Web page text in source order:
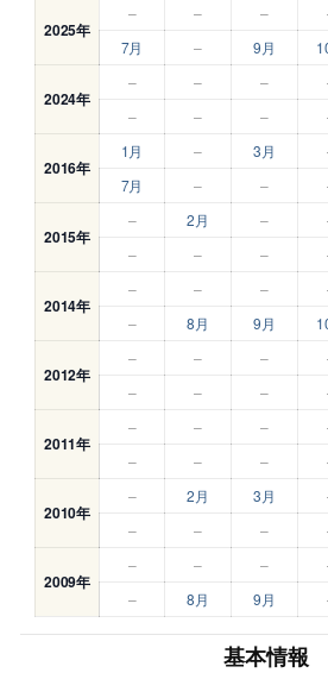
2025年
– – –
7月
– 9月
2024年
– – –
–
– –
2016年
1月 – 3月
7月
– –
2015年
– 2月 –
–
– –
2014年
– – –
–
8月 9月
2012年
– – –
–
– –
2011年
– – –
–
– –
2010年
– 2月 3月
–
– –
2009年
– – –
–
8月 9月
基本情報